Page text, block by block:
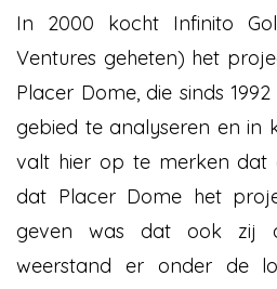
In 2000 kocht Infinito
Ventures geheten) het
Placer Dome, die sinds
gebied te analyseren en in
valt hier op te merken dat
dat Placer Dome het
geven was dat ook zij
weerstand er onder de